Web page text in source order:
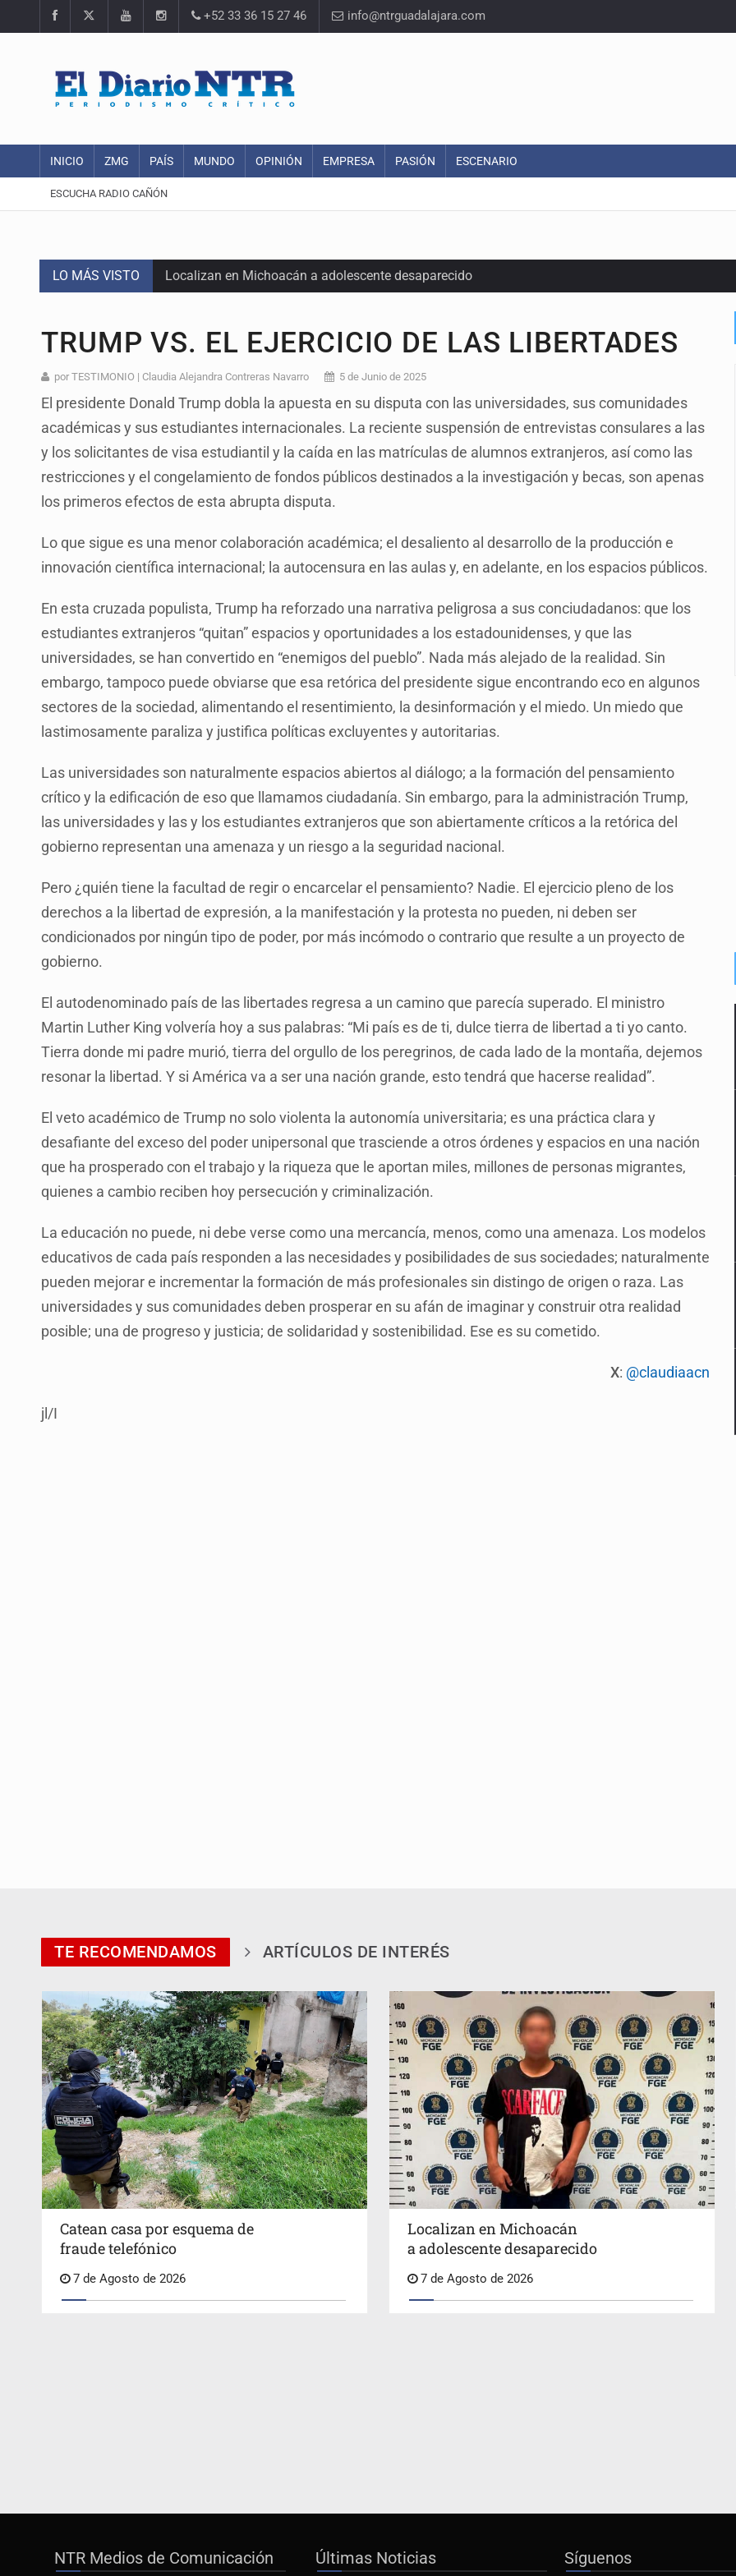
+52 33 36 15 27 46 info@ntrguadalajara.com
INICIO ZMG PAÍS MUNDO OPINIÓN EMPRESA PASIÓN ESCENARIO
ESCUCHA RADIO CAÑÓN
LO MÁS VISTO Localizan en Michoacán a adolescente desaparecido
Lamenta Carla Humphrey la negativa del INE para aprobar lineamientos de fiscalización
Desapariciones en Jalisco, con complicidad de policías, afirma Lazos de Amor
Aseguran pitón dentro de vivienda de Santa Tere
Sheinbaum anticipa más detenciones por caso Ayotzinapa y promete justicia
Resalta Fujimori restablecimiento de relaciones con México
Asume Abelardo De la Espriella como Presidente de Colombia
Policías bajo la mira: La CEDHJ documenta su implicación en desapariciones forzadas
Catean casa por esquema de fraude telefónico
TRUMP VS. EL EJERCICIO DE LAS LIBERTADES
por TESTIMONIO | Claudia Alejandra Contreras Navarro 5 de Junio de 2025
El presidente Donald Trump dobla la apuesta en su disputa con las universidades, sus comunidades
académicas y sus estudiantes internacionales. La reciente suspensión de entrevistas consulares a las
y los solicitantes de visa estudiantil y la caída en las matrículas de alumnos extranjeros, así como las
restricciones y el congelamiento de fondos públicos destinados a la investigación y becas, son apenas
los primeros efectos de esta abrupta disputa.
Lo que sigue es una menor colaboración académica; el desaliento al desarrollo de la producción e
innovación científica internacional; la autocensura en las aulas y, en adelante, en los espacios públicos.
En esta cruzada populista, Trump ha reforzado una narrativa peligrosa a sus conciudadanos: que los
estudiantes extranjeros “quitan” espacios y oportunidades a los estadounidenses, y que las
universidades, se han convertido en “enemigos del pueblo”. Nada más alejado de la realidad. Sin
embargo, tampoco puede obviarse que esa retórica del presidente sigue encontrando eco en algunos
sectores de la sociedad, alimentando el resentimiento, la desinformación y el miedo. Un miedo que
lastimosamente paraliza y justifica políticas excluyentes y autoritarias.
Las universidades son naturalmente espacios abiertos al diálogo; a la formación del pensamiento
crítico y la edificación de eso que llamamos ciudadanía. Sin embargo, para la administración Trump,
las universidades y las y los estudiantes extranjeros que son abiertamente críticos a la retórica del
gobierno representan una amenaza y un riesgo a la seguridad nacional.
Pero ¿quién tiene la facultad de regir o encarcelar el pensamiento? Nadie. El ejercicio pleno de los
derechos a la libertad de expresión, a la manifestación y la protesta no pueden, ni deben ser
condicionados por ningún tipo de poder, por más incómodo o contrario que resulte a un proyecto de
gobierno.
El autodenominado país de las libertades regresa a un camino que parecía superado. El ministro
Martin Luther King volvería hoy a sus palabras: “Mi país es de ti, dulce tierra de libertad a ti yo canto.
Tierra donde mi padre murió, tierra del orgullo de los peregrinos, de cada lado de la montaña, dejemos
resonar la libertad. Y si América va a ser una nación grande, esto tendrá que hacerse realidad”.
El veto académico de Trump no solo violenta la autonomía universitaria; es una práctica clara y
desafiante del exceso del poder unipersonal que trasciende a otros órdenes y espacios en una nación
que ha prosperado con el trabajo y la riqueza que le aportan miles, millones de personas migrantes,
quienes a cambio reciben hoy persecución y criminalización.
La educación no puede, ni debe verse como una mercancía, menos, como una amenaza. Los modelos
educativos de cada país responden a las necesidades y posibilidades de sus sociedades; naturalmente
pueden mejorar e incrementar la formación de más profesionales sin distingo de origen o raza. Las
universidades y sus comunidades deben prosperar en su afán de imaginar y construir otra realidad
posible; una de progreso y justicia; de solidaridad y sostenibilidad. Ese es su cometido.
X: @claudiaacn
jl/I
TE RECOMENDAMOS ARTÍCULOS DE INTERÉS
Catean casa por esquema de
fraude telefónico
7 de Agosto de 2026
Localizan en Michoacán
a adolescente desaparecido
7 de Agosto de 2026
NTR Medios de Comunicación Últimas Noticias Síguenos